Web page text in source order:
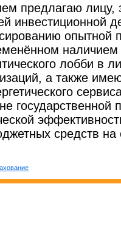
предлагаю лицу,
инвестиционной
опытной
наличием
лобби в
а также
государственной
средств на